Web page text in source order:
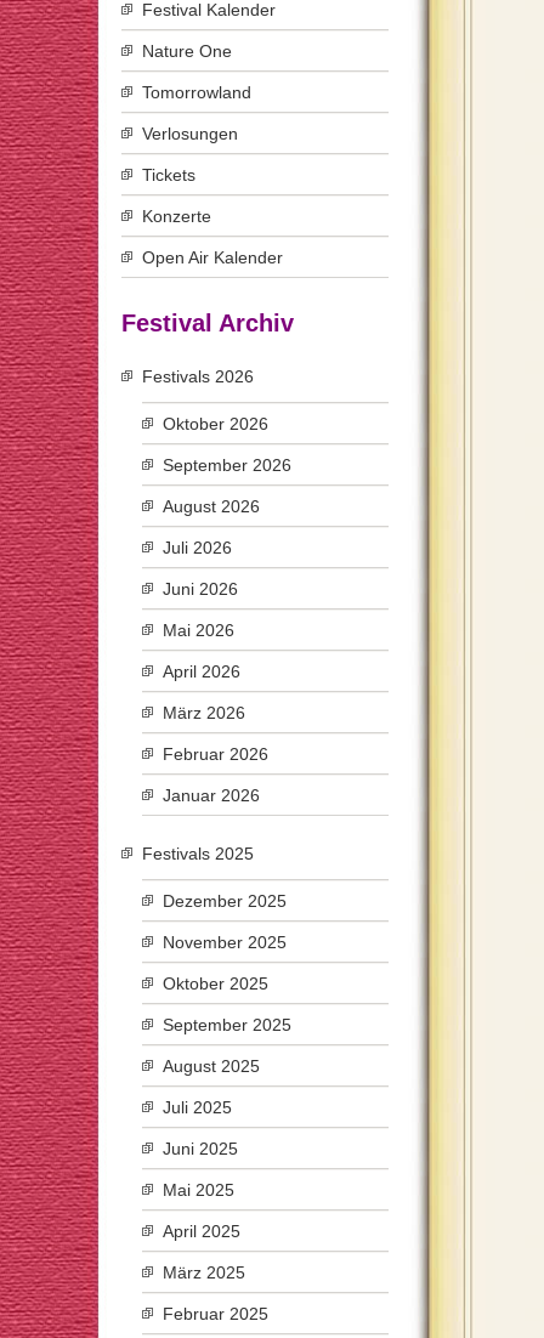
Festival Kalender
Nature One
Tomorrowland
Verlosungen
Tickets
Konzerte
Open Air Kalender
Festival Archiv
Festivals 2026
Oktober 2026
September 2026
August 2026
Juli 2026
Juni 2026
Mai 2026
April 2026
März 2026
Februar 2026
Januar 2026
Festivals 2025
Dezember 2025
November 2025
Oktober 2025
September 2025
August 2025
Juli 2025
Juni 2025
Mai 2025
April 2025
März 2025
Februar 2025